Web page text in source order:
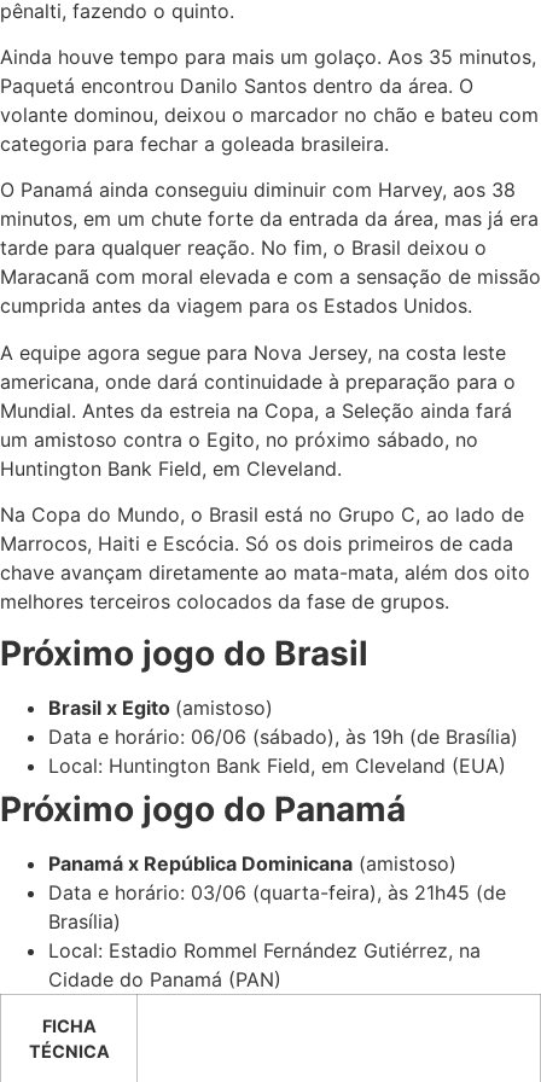
pênalti, fazendo o quinto.
Ainda houve tempo para mais um golaço. Aos 35 minutos,
Paquetá encontrou Danilo Santos dentro da área. O
volante dominou, deixou o marcador no chão e bateu com
categoria para fechar a goleada brasileira.
O Panamá ainda conseguiu diminuir com Harvey, aos 38
minutos, em um chute forte da entrada da área, mas já era
tarde para qualquer reação. No fim, o Brasil deixou o
Maracanã com moral elevada e com a sensação de missão
cumprida antes da viagem para os Estados Unidos.
A equipe agora segue para Nova Jersey, na costa leste
americana, onde dará continuidade à preparação para o
Mundial. Antes da estreia na Copa, a Seleção ainda fará
um amistoso contra o Egito, no próximo sábado, no
Huntington Bank Field, em Cleveland.
Na Copa do Mundo, o Brasil está no Grupo C, ao lado de
Marrocos, Haiti e Escócia. Só os dois primeiros de cada
chave avançam diretamente ao mata-mata, além dos oito
melhores terceiros colocados da fase de grupos.
Próximo jogo do Brasil
Brasil x Egito (amistoso)
Data e horário: 06/06 (sábado), às 19h (de Brasília)
Local: Huntington Bank Field, em Cleveland (EUA)
Próximo jogo do Panamá
Panamá x República Dominicana (amistoso)
Data e horário: 03/06 (quarta-feira), às 21h45 (de
Brasília)
Local: Estadio Rommel Fernández Gutiérrez, na
Cidade do Panamá (PAN)
FICHA
TÉCNICA